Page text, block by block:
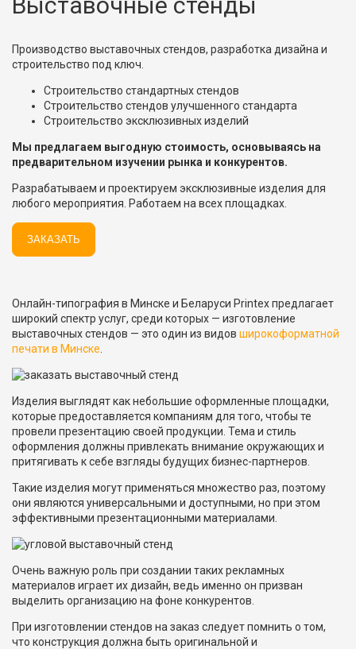
Производство выставочных стендов, разработка дизайна и
строительство под ключ.
Строительство стандартных стендов
Строительство стендов улучшенного стандарта
Строительство эксклюзивных изделий
Мы предлагаем выгодную стоимость, основываясь на
предварительном изучении рынка и конкурентов.
Разрабатываем и проектируем эксклюзивные изделия для
любого мероприятия. Работаем на всех площадках.
ЗАКАЗАТЬ
Онлайн-типография в Минске и Беларуси Printex предлагает
широкий спектр услуг, среди которых — изготовление
выставочных стендов — это один из видов широкоформатной
печати в Минске
Изделия выглядят как небольшие оформленные площадки,
которые предоставляется компаниям для того, чтобы те
провели презентацию своей продукции. Тема и стиль
оформления должны привлекать внимание окружающих и
притягивать к себе взгляды будущих бизнес-партнеров.
Такие изделия могут применяться множество раз, поэтому
они являются универсальными и доступными, но при этом
эффективными презентационными материалами.
Очень важную роль при создании таких рекламных
материалов играет их дизайн, ведь именно он призван
выделить организацию на фоне конкурентов.
При изготовлении стендов на заказ следует помнить о том,
что конструкция должна быть оригинальной и